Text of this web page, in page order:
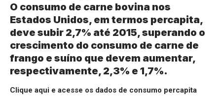
O consumo de carne bovina nos
Estados Unidos, em termos percapita,
deve subir 2,7% até 2015, superando o
crescimento do consumo de carne de
frango e suíno que devem aumentar,
respectivamente, 2,3% e 1,7%.
Clique aqui e acesse os dados de consumo percapita